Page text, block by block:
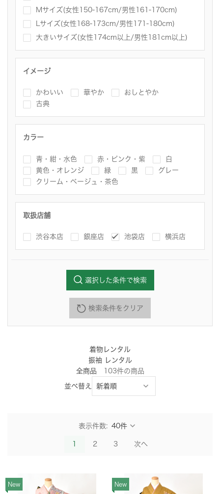
Mサイズ(女性150-167cm/男性161-170cm)
Lサイズ(女性168-173cm/男性171-180cm)
大きいサイズ(女性174cm以上/男性181cm以上)
イメージ
かわいい 華やか
おしとやか
古典
カラー
青・紺・水色 赤・ピンク・紫
白
黄色・オレンジ
緑 黒
グレー
クリーム・ベージュ・茶色
取扱店舗
渋谷本店 銀座店 池袋店 横浜店
検索条件をクリア
選択した条件で検索
着物レンタル
振袖 レンタル
全商品
103件の商品
並べ替え
表示件数:
2 3 次へ
New New